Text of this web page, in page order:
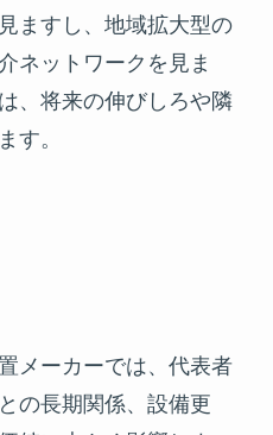
ますし、地域拡大型の
ネットワークを見ま
、将来の伸びしろや隣
す。
メーカーでは、代表者
の長期関係、設備更